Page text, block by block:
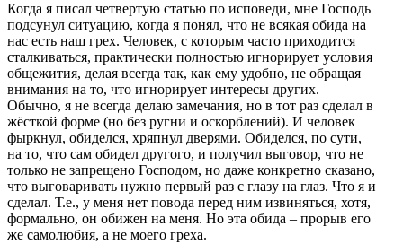
Когда я писал четвертую статью по исповеди, мне Господь
подсунул ситуацию, когда я понял, что не всякая обида на
нас есть наш грех. Человек, с которым часто приходится
сталкиваться, практически полностью игнорирует условия
общежития, делая всегда так, как ему удобно, не обращая
внимания на то, что игнорирует интересы других.
Обычно, я не всегда делаю замечания, но в тот раз сделал в
жёсткой форме (но без ругни и оскорблений). И человек
фыркнул, обиделся, хряпнул дверями. Обиделся, по сути,
на то, что сам обидел другого, и получил выговор, что не
только не запрещено Господом, но даже конкретно сказано,
что выговаривать нужно первый раз с глазу на глаз. Что я и
сделал. Т.е., у меня нет повода перед ним извиняться, хотя,
формально, он обижен на меня. Но эта обида – прорыв его
же самолюбия, а не моего греха.